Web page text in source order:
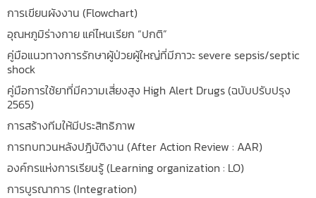
การเขียนผังงาน (Flowchart)
อุณหภูมิร่างกาย แค่ไหนเรียก “ปกติ”
คู่มือแนวทางการรักษาผู้ป่วยผู้ใหญ่ที่มีภาวะ severe sepsis/septic
shock
คู่มือการใช้ยาที่มีความเสี่ยงสูง High Alert Drugs (ฉบับปรับปรุง
2565)
การสร้างทีมให้มีประสิทธิภาพ
การทบทวนหลังปฎิบัติงาน (After Action Review : AAR)
องค์กรแห่งการเรียนรู้ (Learning organization : LO)
การบูรณาการ (Integration)